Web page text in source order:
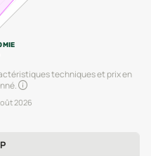
techniques et prix en
2026